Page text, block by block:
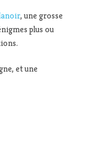
, une grosse
plus ou
et une